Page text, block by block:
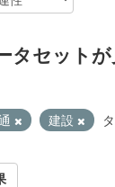
タセット
建設